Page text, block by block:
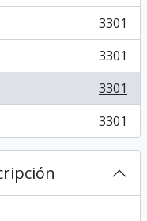
3301
3301
3301
3301